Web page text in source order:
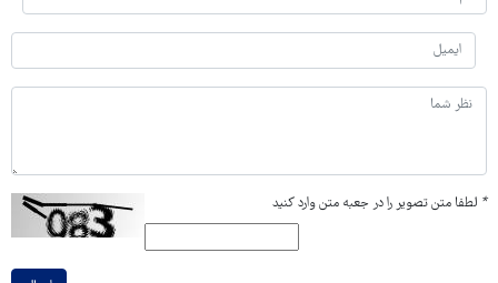
* لطفا متن تصویر را در جعبه متن وارد کنید